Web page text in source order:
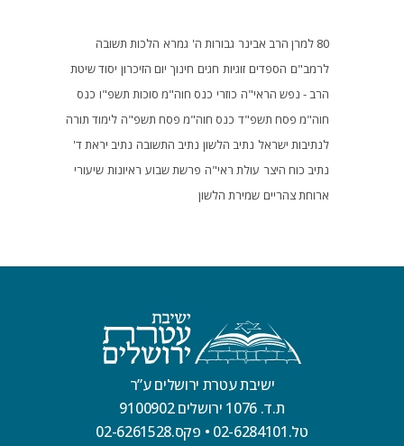
80 למרן הרב אבינר גבורות ה' גמרא הלכות תשובה
לרמב"ם הספדים זוגיות חגים חינוך יום הזיכרון יסוד שיטת
הרב - נפש הראי"ה כוזרי כנס חוה"מ סוכות תשפ"ו כנס
חוה"מ פסח תשפ"ד כנס חוה"מ פסח תשפ"ה לימוד תורה
לנתיבות ישראל נתיב הלשון נתיב התשובה נתיב יראת ד'
נתיב כוח היצר עולת ראי"ה פרשת שבוע ראיונות שיעורי
ארוחת צהריים שמירת הלשון
ישיבת עטרת ירושלים ע”ר
ת.ד. 1076 ירושלים 9100902
טל.02-6284101
• פקס.02-6261528